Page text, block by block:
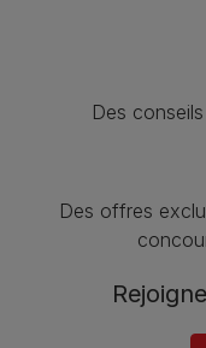
Des
Des offres